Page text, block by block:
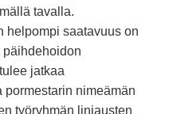
tavalla.
helpompi saatavuus on
jatkaa
nimeämän
työryhmän linjausten